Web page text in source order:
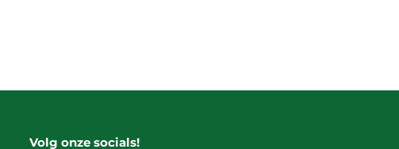
Volg onze socials!